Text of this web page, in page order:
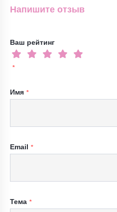
Напишите отзыв
Ваш рейтинг
Имя
Email
Тема